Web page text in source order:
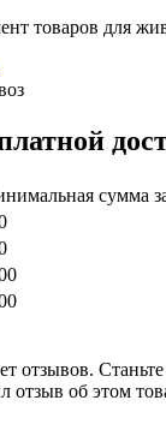
товаров для
сумма
отзывов. Станьте
отзыв об этом